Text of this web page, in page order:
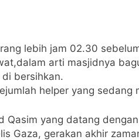
lebih jam 02.30
arti masjidnya
bersihkan.
helper yang sedang
yang datang
Gaza, gerakan akhir